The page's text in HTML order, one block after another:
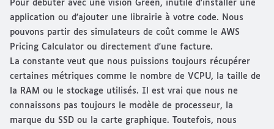
Pour débuter avec une vision Green, inutile d'installer une
application ou d'ajouter une librairie à votre code. Nous
pouvons partir des simulateurs de coût comme le AWS
Pricing Calculator ou directement d'une facture.
La constante veut que nous puissions toujours récupérer
certaines métriques comme le nombre de VCPU, la taille de
la RAM ou le stockage utilisés. Il est vrai que nous ne
connaissons pas toujours le modèle de processeur, la
marque du SSD ou la carte graphique. Toutefois, nous